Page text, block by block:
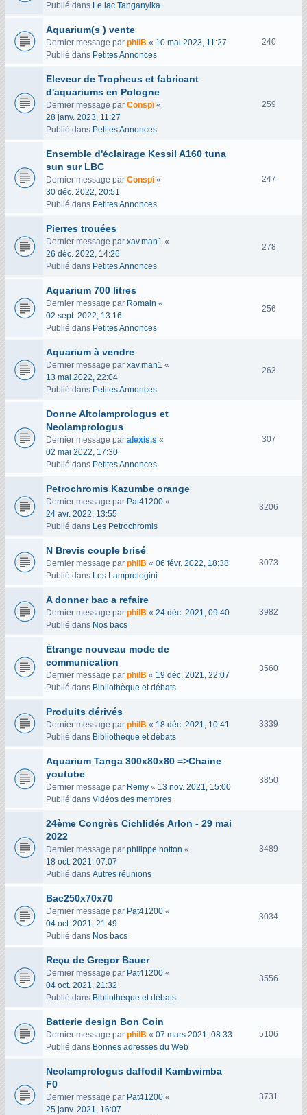
Publié dans Le lac Tanganyika
Aquarium(s ) vente
Dernier message par philB « 10 mai 2023, 11:27
Publié dans Petites Annonces
240V
Eleveur de Tropheus et fabricant
d'aquariums en Pologne
Dernier message par Conspi «
28 janv. 2023, 11:27
Publié dans Petites Annonces
259V
Ensemble d'éclairage Kessil A160 tuna
sun sur LBC
Dernier message par Conspi «
30 déc. 2022, 20:51
Publié dans Petites Annonces
247V
Pierres trouées
Dernier message par xav.man1 «
26 déc. 2022, 14:26
Publié dans Petites Annonces
278V
Aquarium 700 litres
Dernier message par Romain «
02 sept. 2022, 13:16
Publié dans Petites Annonces
256V
Aquarium à vendre
Dernier message par xav.man1 «
13 mai 2022, 22:04
Publié dans Petites Annonces
263V
Donne Altolamprologus et
Neolamprologus
Dernier message par alexis.s «
02 mai 2022, 17:30
Publié dans Petites Annonces
307V
Petrochromis Kazumbe orange
Dernier message par Pat41200 «
24 avr. 2022, 13:55
Publié dans Les Petrochromis
3206
N Brevis couple brisé
Dernier message par philB « 06 févr. 2022, 18:38
Publié dans Les Lamprologini
3073
A donner bac a refaire
Dernier message par philB « 24 déc. 2021, 09:40
Publié dans Nos bacs
3982
Étrange nouveau mode de
communication
Dernier message par philB « 19 déc. 2021, 22:07
Publié dans Bibliothèque et débats
3560V
Produits dérivés
Dernier message par philB « 18 déc. 2021, 10:41
Publié dans Bibliothèque et débats
3339
Aquarium Tanga 300x80x80 =>Chaine
youtube
Dernier message par Remy « 13 nov. 2021, 15:00
Publié dans Vidéos des membres
3850V
24ème Congrès Cichlidés Arlon - 29 mai
2022
Dernier message par philippe.hotton «
18 oct. 2021, 07:07
Publié dans Autres réunions
3489
Bac250x70x70
Dernier message par Pat41200 «
04 oct. 2021, 21:49
Publié dans Nos bacs
3034V
Reçu de Gregor Bauer
Dernier message par Pat41200 «
04 oct. 2021, 21:32
Publié dans Bibliothèque et débats
3556
Batterie design Bon Coin
Dernier message par philB « 07 mars 2021, 08:33
Publié dans Bonnes adresses du Web
5106
Neolamprologus daffodil Kambwimba
F0
Dernier message par Pat41200 «
25 janv. 2021, 16:07
3731